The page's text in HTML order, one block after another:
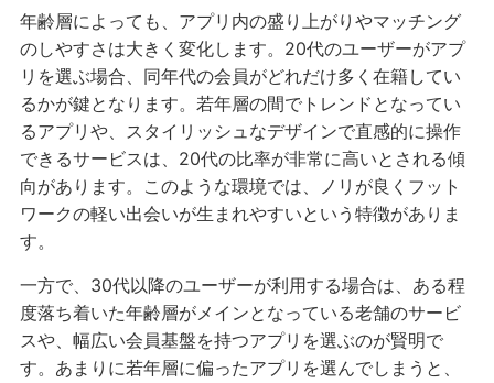
年齢層によっても、アプリ内の盛り上がりやマッチング
のしやすさは大きく変化します。20代のユーザーがアプ
リを選ぶ場合、同年代の会員がどれだけ多く在籍してい
るかが鍵となります。若年層の間でトレンドとなってい
るアプリや、スタイリッシュなデザインで直感的に操作
できるサービスは、20代の比率が非常に高いとされる傾
向があります。このような環境では、ノリが良くフット
ワークの軽い出会いが生まれやすいという特徴がありま
す。
一方で、30代以降のユーザーが利用する場合は、ある程
度落ち着いた年齢層がメインとなっている老舗のサービ
スや、幅広い会員基盤を持つアプリを選ぶのが賢明で
す。あまりに若年層に偏ったアプリを選んでしまうと、